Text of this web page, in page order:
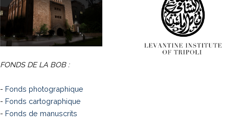
FONDS DE LA BOB :
- Fonds photographique
- Fonds cartographique
- Fonds de manuscrits